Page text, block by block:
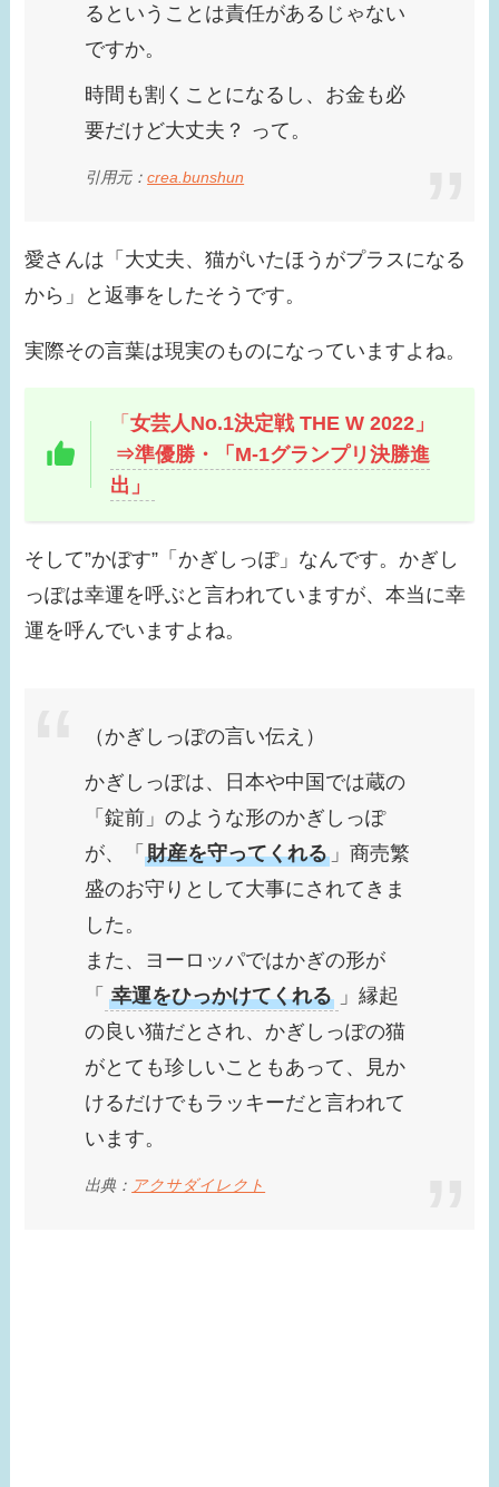
るということは責任があるじゃない
ですか。
時間も割くことになるし、お金も必
要だけど大丈夫？ って。
引用元：crea.bunshun
愛さんは「大丈夫、猫がいたほうがプラスになる
から」と返事をしたそうです。
実際その言葉は現実のものになっていますよね。
「 女芸人No.1決定戦 THE W 2022」
⇒準優勝・「M-1グランプリ決勝進
出」
そして”かぼす”「かぎしっぽ」なんです。かぎし
っぽは幸運を呼ぶと言われていますが、本当に幸
運を呼んでいますよね。
（かぎしっぽの言い伝え）
かぎしっぽは、日本や中国では蔵の
「錠前」のような形のかぎしっぽ
が、「財産を守ってくれる 」商売繁
盛のお守りとして大事にされてきま
した。
また、ヨーロッパではかぎの形が
「
幸運をひっかけてくれる 」縁起
の良い猫だとされ、かぎしっぽの猫
がとても珍しいこともあって、見か
けるだけでもラッキーだと言われて
います。
出典： アクサダイレクト